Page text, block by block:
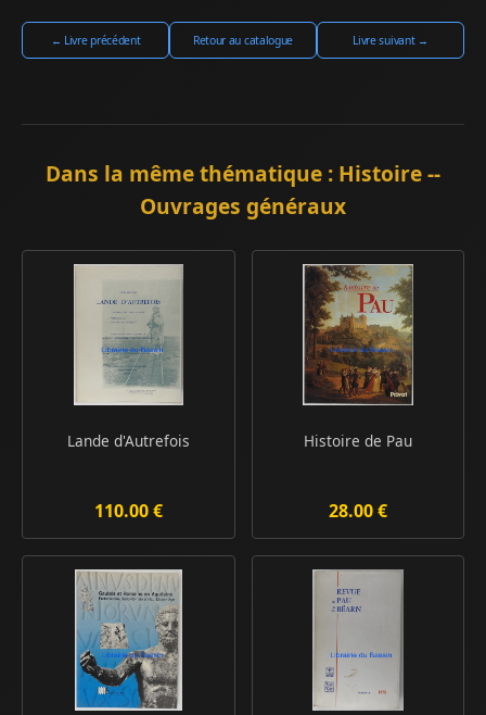
← Livre précédent Retour au catalogue Livre suivant →
Dans la même thématique : Histoire --
Ouvrages généraux
Lande d'Autrefois
110.00 €
Histoire de Pau
28.00 €